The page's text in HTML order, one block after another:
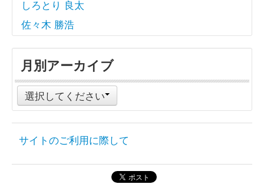
しろとり 良太
佐々木 勝浩
月別アーカイブ
選択してください
サイトのご利用に際して